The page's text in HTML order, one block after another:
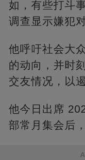
如，有些打斗
调查显示嫌犯
他呼吁社会大
的动向，并时
交友情况，以
他今日出席
部常月集会后